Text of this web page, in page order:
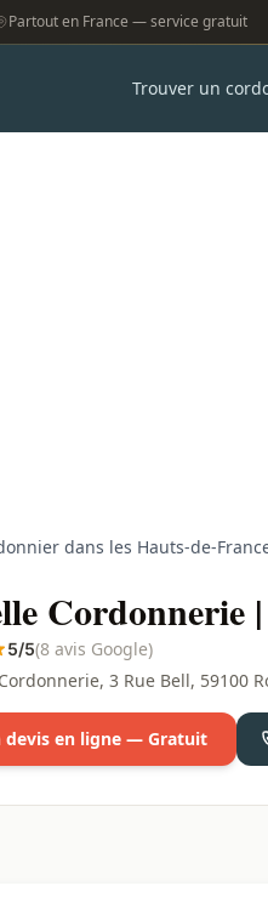
Partout en France — service gratuit
Trouver un
dans les Hauts-de-
Cordonnerie
5/5(8 avis Google)
3 Rue Bell, 59100
devis en ligne — Gratuit